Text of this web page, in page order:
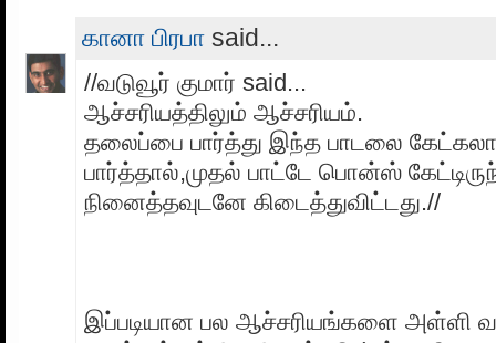
கானா பிரபா said...
//வடுவூர் குமார் said...
ஆச்சரியத்திலும் ஆச்சரியம்.
தலைப்பை பார்த்து இந்த பாடலை
பார்த்தால்,முதல் பாட்டே பொன்ஸ்
நினைத்தவுடனே கிடைத்துவிட்டது.//
இப்படியான பல ஆச்சரியங்களை அள்ளி